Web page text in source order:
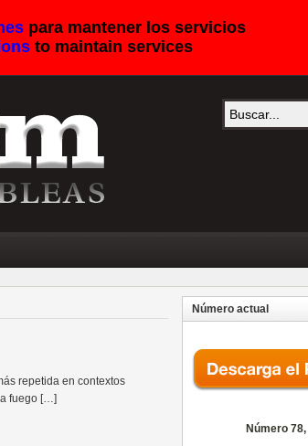
para mantener los servicios
to maintain services
repetida en contextos
fuego […]
Número actual
Número